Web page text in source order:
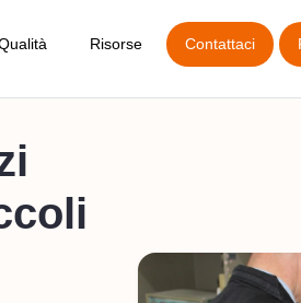
Audit Dettagliato di Fabbrica
Audit Sociale
Risorse
Richiedi un Preventivo
Contattaci